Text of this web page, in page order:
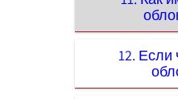
12. Если